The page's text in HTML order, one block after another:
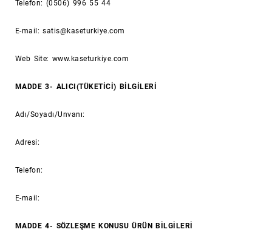
Telefon: (0506) 996 55 44
E-mail: satis@kaseturkiye.com
Web Site: www.kaseturkiye.com
MADDE 3- ALICI(TÜKETİCİ) BİLGİLERİ
Adı/Soyadı/Unvanı:
Adresi:
Telefon:
E-mail:
MADDE 4- SÖZLEŞME KONUSU ÜRÜN BİLGİLERİ